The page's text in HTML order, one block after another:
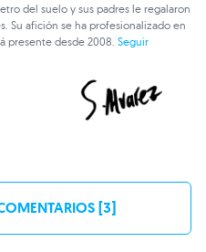
del suelo y sus padres le regalaron
Su afición se ha profesionalizado en
presente desde 2008.Seguir
[3]